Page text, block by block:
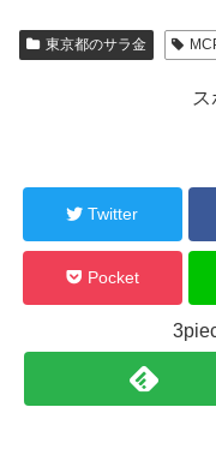
東京都のサラ金
Twitter
Pocket